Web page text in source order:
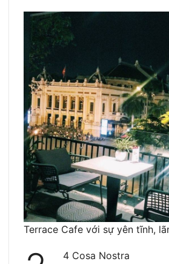
Terrace Cafe với sự yên tĩnh,
4 Cosa Nostra